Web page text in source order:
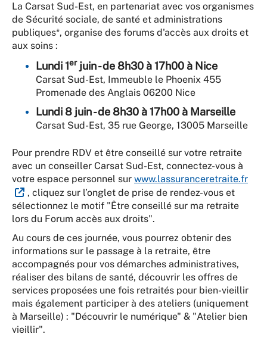
La Carsat Sud-Est, en partenariat avec vos organismes
de Sécurité sociale, de santé et administrations
publiques*, organise des forums d'accès aux droits et
aux soins :
Lundi 1erjuin - de 8h30 à 17h00 à Nice
Carsat Sud-Est, Immeuble le Phoenix 455
Promenade des Anglais 06200 Nice
Lundi 8 juin - de 8h30 à 17h00 à Marseille
Carsat Sud-Est, 35 rue George, 13005 Marseille
Pour prendre RDV et être conseillé sur votre retraite
avec un conseiller Carsat Sud-Est, connectez-vous à
votre espace personnel sur www.lassuranceretraite.fr
, cliquez sur l’onglet de prise de rendez-vous et
sélectionnez le motif "Être conseillé sur ma retraite
lors du Forum accès aux droits".
Au cours de ces journée, vous pourrez obtenir des
informations sur le passage à la retraite, être
accompagnés pour vos démarches administratives,
réaliser des bilans de santé, découvrir les offres de
services proposées une fois retraités pour bien-vieillir
mais également participer à des ateliers (uniquement
à Marseille) : "Découvrir le numérique" & "Atelier bien
vieillir".